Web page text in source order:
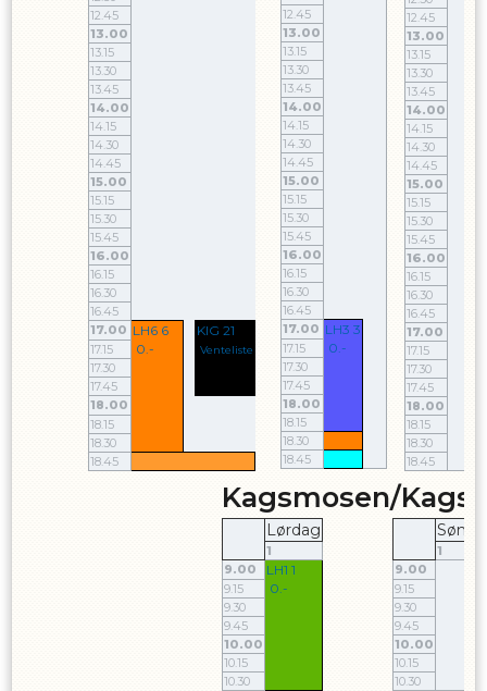
12.45
13.00
13.15
13.30
13.45
14.00
14.15
14.30
14.45
15.00
15.15
15.30
15.45
16.00
16.15
16.30
16.45
17.00 LH6 6 KIG 21
17.15 0.- Venteliste
17.30
17.45
18.00
18.15
18.30
18.45
12.45
13.00
13.15
13.30
13.45
14.00
14.15
14.30
14.45
15.00
15.15
15.30
15.45
16.00
16.15
16.30
16.45
17.00 LH3 3
17.15 0.-
17.30
17.45
18.00
18.15
18.30
18.45
12.45
13.00
13.15
13.30
13.45
14.00
14.15
14.30
14.45
15.00
15.15
15.30
15.45
16.00
16.15
16.30
16.45
17.00
17.15
17.30
17.45
18.00
18.15
18.30
18.45
Kagsmosen/
Lørdag
1
9.00
LH1 1
9.15 0.-
9.30
9.45
10.00
10.15
10.30
1
9.00
9.15
9.30
9.45
10.00
10.15
10.30